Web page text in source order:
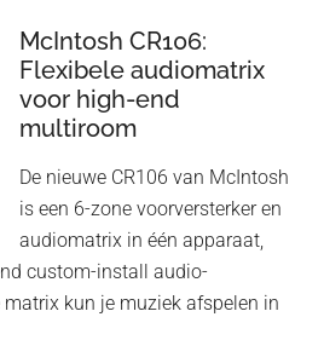
–
4
McIntosh CR106:
Flexibele audiomatrix
voor high-end
multiroom
De nieuwe CR106 van McIntosh
is een 6-zone voorversterker en
audiomatrix in één apparaat,
custom-install audio-
kun je muziek afspelen in